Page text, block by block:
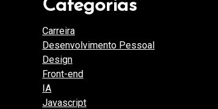
Categorias
Carreira
Desenvolvimento Pessoal
Design
Front-end
IA
Javascript